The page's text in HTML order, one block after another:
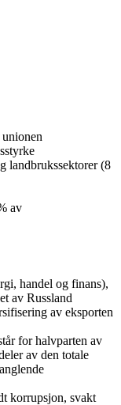
landbrukssektorer (8
av
handel og finans),
av Russland
av eksporten
for halvparten av
av den totale
korrupsjon, svakt